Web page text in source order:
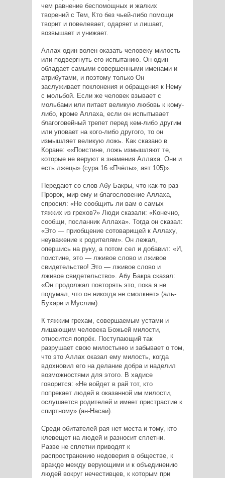
чем равнение беспомощных и жалких
творений с Тем, Кто без чьей-либо помощи
творит и повелевает, одаряет и лишает,
возвышает и унижает.
Аллах один волен оказать человеку милость
или подвергнуть его испытанию. Он один
обладает самыми совершенными именами и
атрибутами, и поэтому только Он
заслуживает поклонения и обращения к Нему
с мольбой. Если же человек взывает с
мольбами или питает великую любовь к кому-
либо, кроме Аллаха, если он испытывает
благоговейный трепет перед кем-либо другим
или уповает на кого-либо другого, то он
измышляет великую ложь. Как сказано в
Коране:
«Поистине, ложь измышляют те,
которые не веруют в знамения Аллаха. Они и
есть лжецы» (сура 16 «Пчёлы», аят 105) .
Передают со слов Абу Бакры, что как-то раз
Пророк, мир ему и благословение Аллаха,
спросил: «Не сообщить ли вам о самых
тяжких из грехов?» Люди сказали: «Конечно,
сообщи, посланник Аллаха». Тогда он сказал:
«Это — приобщение сотоварищей к Аллаху,
неуважение к родителям». Он лежал,
опершись на руку, а потом сел и добавил: «И,
поистине, это — лживое слово и лживое
свидетельство! Это — лживое слово и
лживое свидетельство». Абу Бакра сказал:
«Он продолжал повторять это, пока я не
подумал, что он никогда не смолкнет» (аль-
Бухари и Муслим).
К тяжким грехам, совершаемым устами и
лишающим человека Божьей милости,
относится попрёк. Поступающий так
разрушает свою милостыню и забывает о том,
что это Аллах оказал ему милость, когда
вдохновил его на делание добра и наделил
возможностями для этого. В хадисе
говорится: «Не войдет в рай тот, кто
попрекает людей в оказанной им милости,
ослушается родителей и имеет пристрастие к
спиртному» (ан-Насаи).
Среди обитателей рая нет места и тому, кто
клевещет на людей и разносит сплетни.
Разве не сплетни приводят к
распространению недоверия в обществе, к
вражде между верующими и к объединению
людей вокруг нечестивцев, к которым при